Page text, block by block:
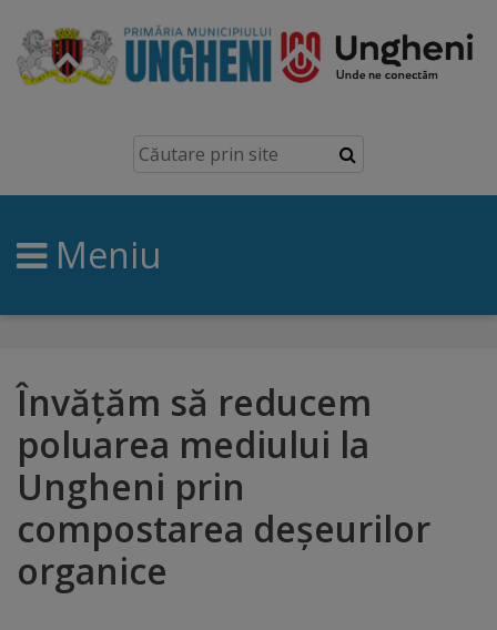
Ungheni
Prezentare
generală
Simbolurile
brand
Orașe
înfrățite
Distincții
Meniu
Învățăm să reducem
poluarea mediului la
Ungheni prin
compostarea deșeurilor
organice